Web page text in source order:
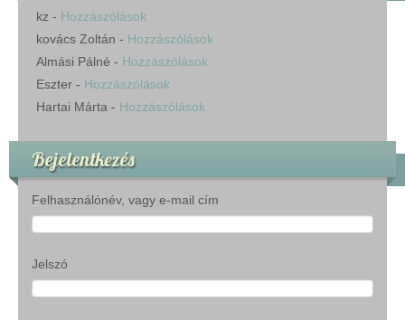
kz - Hozzászólások
kovács Zoltán - Hozzászólások
Almási Pálné - Hozzászólások
Eszter - Hozzászólások
Hartai Márta - Hozzászólások
Bejelentkezés
Felhasználónév, vagy e-mail cím
Jelszó